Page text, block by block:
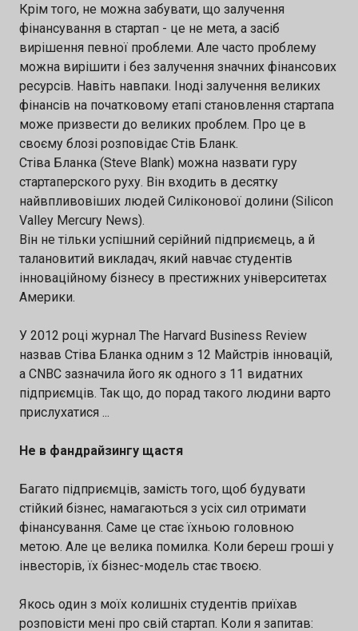
Кінцевий термін подання заявок — 10
серпня 2026 👉 Подати заявку:
https://forms.gle/gTSGP6nyK8CpNMds9
Крім того, не можна забувати, що залучення
фінансування в стартап - це не мета, а засіб
вирішення певної проблеми. Але часто проблему
можна вирішити і без залучення значних фінансових
ресурсів. Навіть навпаки. Іноді залучення великих
фінансів на початковому етапі становлення стартапа
може призвести до великих проблем. Про це в
своєму блозі розповідає Стів Бланк.
Стіва Бланка (Steve Blank) можна назвати гуру
стартаперского руху. Він входить в десятку
найвпливовіших людей Силіконової долини (Silicon
Valley Mercury News).
Він не тільки успішний серійний підприємець, а й
талановитий викладач, який навчає студентів
інноваційному бізнесу в престижних університетах
Америки.
У 2012 році журнал The Harvard Business Review
назвав Стіва Бланка одним з 12 Майстрів інновацій,
а CNBC зазначила його як одного з 11 видатних
підприємців. Так що, до порад такого людини варто
прислухатися ...
Не в фандрайзингу щастя
Багато підприємців, замість того, щоб будувати
стійкий бізнес, намагаються з усіх сил отримати
фінансування. Саме це стає їхньою головною
метою. Але це велика помилка. Коли береш гроші у
інвесторів, їх бізнес-модель стає твоєю.
Якось один з моїх колишніх студентів приїхав
розповісти мені про свій стартап. Коли я запитав: